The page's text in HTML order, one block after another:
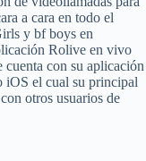
a cara en todo el
y bf boys en
Rolive en vivo
con su aplicación
iOS el cual su principal
otros usuarios de